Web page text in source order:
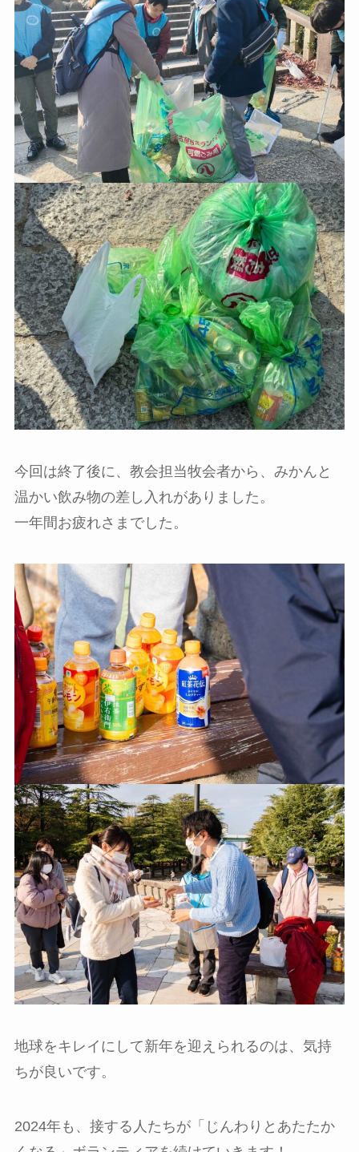
今回は終了後に、教会担当牧会者から、みかんと
温かい飲み物の差し入れがありました。
一年間お疲れさまでした。
地球をキレイにして新年を迎えられるのは、気持
ちが良いです。
2024年も、接する人たちが「じんわりとあたたか